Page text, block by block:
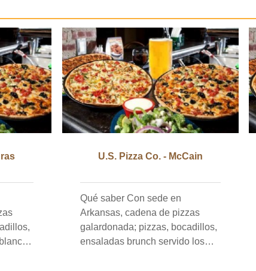
U.S. Pizza Co. - McCain
Qué saber Con sede en
Arkansas, cadena de pizzas
galardonada; pizzas, bocadillos,
ensaladas brunch servido los